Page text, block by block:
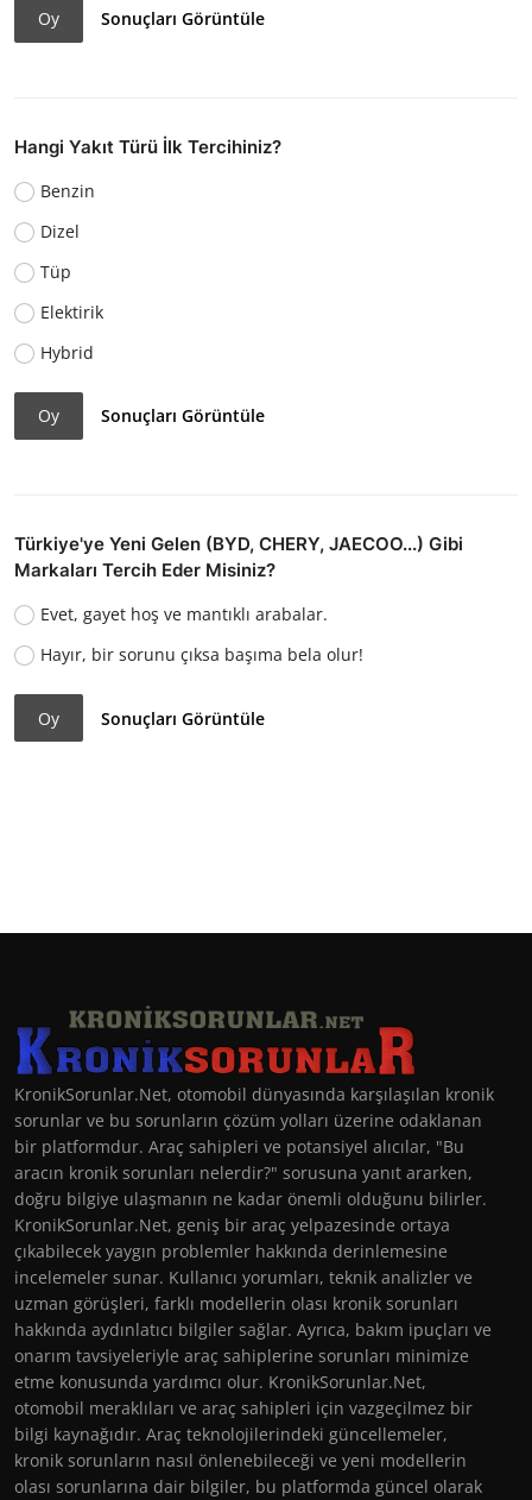
Oy Sonuçları Görüntüle
Hangi Yakıt Türü İlk Tercihiniz?
Benzin
Dizel
Tüp
Elektirik
Hybrid
Oy Sonuçları Görüntüle
Türkiye'ye Yeni Gelen (BYD, CHERY, JAECOO...) Gibi
Markaları Tercih Eder Misiniz?
Evet, gayet hoş ve mantıklı arabalar.
Hayır, bir sorunu çıksa başıma bela olur!
Oy Sonuçları Görüntüle
KronikSorunlar.Net, otomobil dünyasında karşılaşılan kronik
sorunlar ve bu sorunların çözüm yolları üzerine odaklanan
bir platformdur. Araç sahipleri ve potansiyel alıcılar, "Bu
aracın kronik sorunları nelerdir?" sorusuna yanıt ararken,
doğru bilgiye ulaşmanın ne kadar önemli olduğunu bilirler.
KronikSorunlar.Net, geniş bir araç yelpazesinde ortaya
çıkabilecek yaygın problemler hakkında derinlemesine
incelemeler sunar. Kullanıcı yorumları, teknik analizler ve
uzman görüşleri, farklı modellerin olası kronik sorunları
hakkında aydınlatıcı bilgiler sağlar. Ayrıca, bakım ipuçları ve
onarım tavsiyeleriyle araç sahiplerine sorunları minimize
etme konusunda yardımcı olur. KronikSorunlar.Net,
otomobil meraklıları ve araç sahipleri için vazgeçilmez bir
bilgi kaynağıdır. Araç teknolojilerindeki güncellemeler,
kronik sorunların nasıl önlenebileceği ve yeni modellerin
olası sorunlarına dair bilgiler, bu platformda güncel olarak